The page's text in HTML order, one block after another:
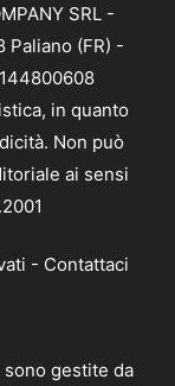
SRL -
Paliano (FR) -
in quanto
Non può
ai sensi
- Contattaci
gestite da